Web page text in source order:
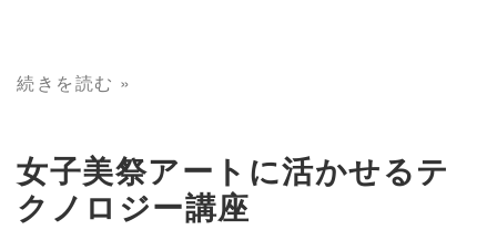
続きを読む »
女子美祭アートに活かせるテ
クノロジー講座